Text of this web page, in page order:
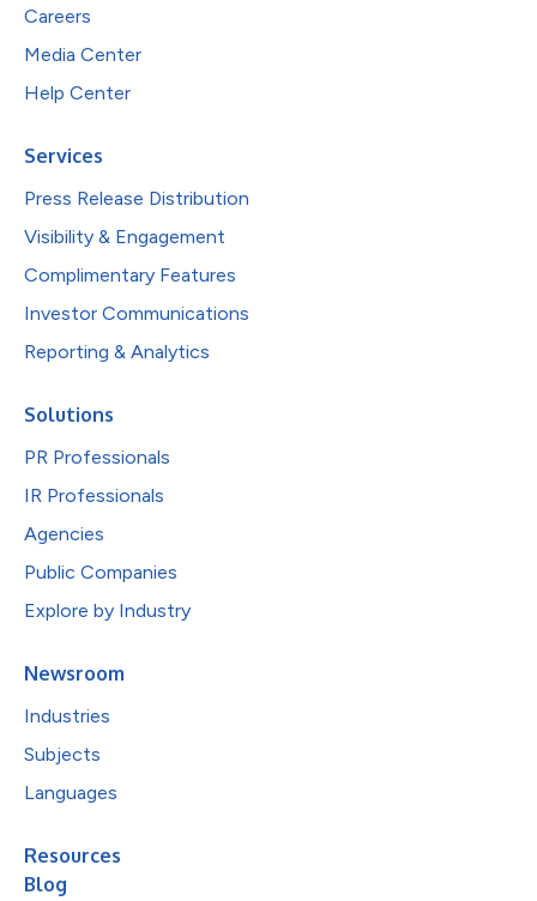
Careers
Media Center
Help Center
Services
Press Release Distribution
Visibility & Engagement
Complimentary Features
Investor Communications
Reporting & Analytics
Solutions
PR Professionals
IR Professionals
Agencies
Public Companies
Explore by Industry
Newsroom
Industries
Subjects
Languages
Resources
Blog